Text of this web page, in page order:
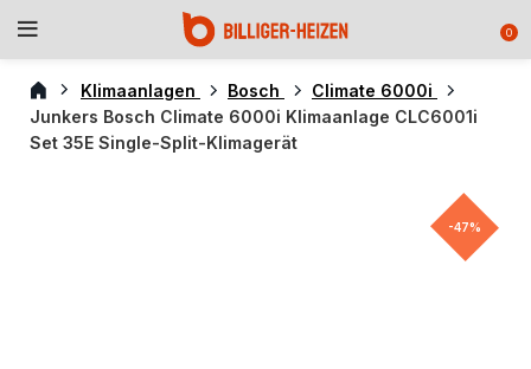
0
Klimaanlagen Bosch
Climate 6000i
Junkers Bosch Climate 6000i Klimaanlage CLC6001i
Set 35E Single-Split-Klimagerät
-47%